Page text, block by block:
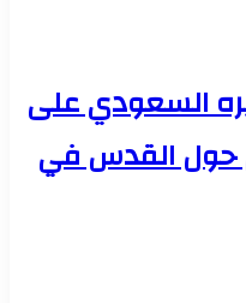
السعودي على
حول القدس في